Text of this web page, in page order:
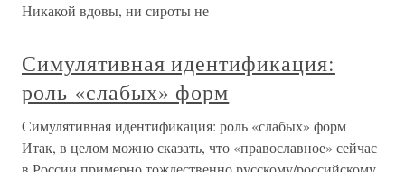
Никакой вдовы, ни сироты не
Симулятивная идентификация:
роль «слабых» форм
Симулятивная идентификация: роль «слабых» форм
Итак, в целом можно сказать, что «православное» сейчас